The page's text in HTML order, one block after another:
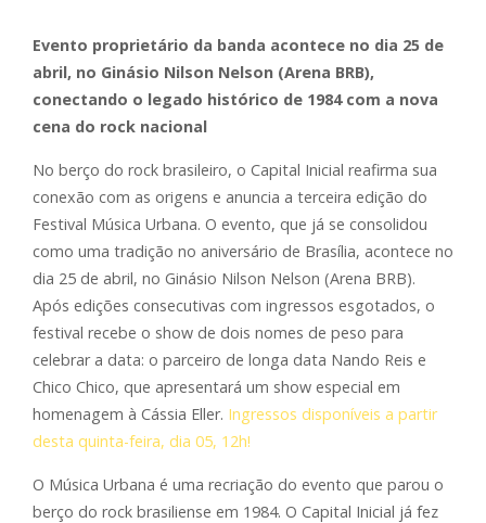
Evento proprietário da banda acontece no dia 25 de
abril, no Ginásio Nilson Nelson (Arena BRB),
conectando o legado histórico de 1984 com a nova
cena do rock nacional
No berço do rock brasileiro, o Capital Inicial reafirma sua
conexão com as origens e anuncia a terceira edição do
Festival Música Urbana. O evento, que já se consolidou
como uma tradição no aniversário de Brasília, acontece no
dia 25 de abril, no Ginásio Nilson Nelson (Arena BRB).
Após edições consecutivas com ingressos esgotados, o
festival recebe o show de dois nomes de peso para
celebrar a data: o parceiro de longa data Nando Reis e
Chico Chico, que apresentará um show especial em
homenagem à Cássia Eller. Ingressos disponíveis a partir
desta quinta-feira, dia 05, 12h!
O Música Urbana é uma recriação do evento que parou o
berço do rock brasiliense em 1984. O Capital Inicial já fez